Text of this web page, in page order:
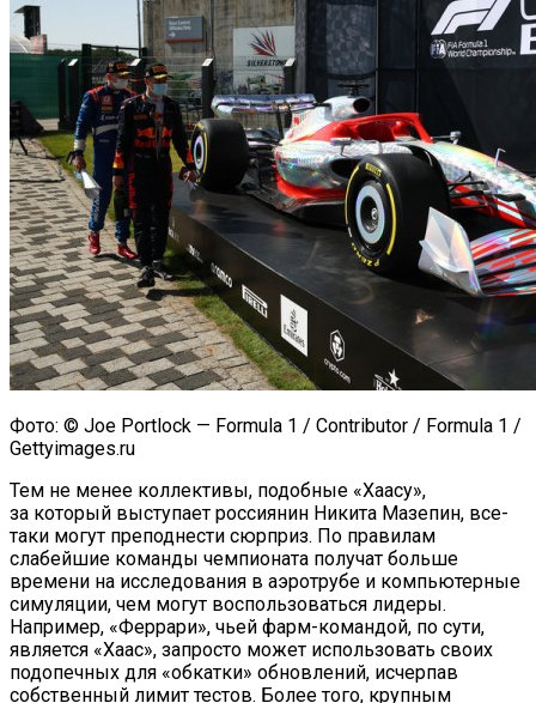
Фото: © Joe Portlock — Formula 1 / Contributor / Formula 1 /
Gettyimages.ru
Тем не менее коллективы, подобные «Хаасу»,
за который выступает россиянин Никита Мазепин, все-
таки могут преподнести сюрприз. По правилам
слабейшие команды чемпионата получат больше
времени на исследования в аэротрубе и компьютерные
симуляции, чем могут воспользоваться лидеры.
Например, «Феррари», чьей фарм-командой, по сути,
является «Хаас», запросто может использовать своих
подопечных для «обкатки» обновлений, исчерпав
собственный лимит тестов. Более того, крупным